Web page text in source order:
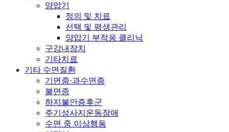
양압기
정의 및 치료
선택 및 평생관리
양압기 부적응 클리닉
구강내장치
기타치료
기타 수면질환
기면증·과수면증
불면증
하지불안증후군
주기성사지운동장애
수면 중 이상행동